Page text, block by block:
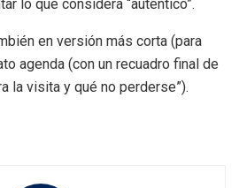
lo que considera “auténtico”.
en versión más corta (para
agenda (con un recuadro final de
la visita y qué no perderse”).